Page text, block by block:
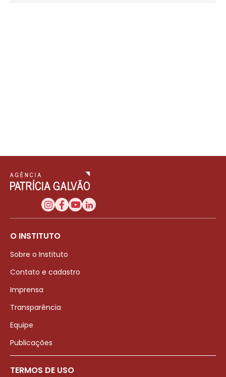
O INSTITUTO
Sobre o Instituto
Contato e cadastro
Imprensa
Transparência
Equipe
Publicações
TERMOS DE USO